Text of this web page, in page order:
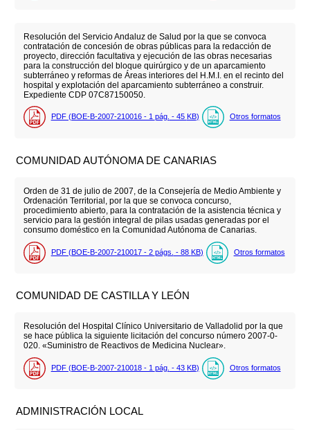
Resolución del Servicio Andaluz de Salud por la que se convoca
contratación de concesión de obras públicas para la redacción de
proyecto, dirección facultativa y ejecución de las obras necesarias
para la construcción del bloque quirúrgico y de un aparcamiento
subterráneo y reformas de Áreas interiores del H.M.I. en el recinto del
hospital y explotación del aparcamiento subterráneo a construir.
Expediente CDP 07C87150050.
PDF (BOE-B-2007-210016 - 1 pág. - 45 KB) Otros formatos
COMUNIDAD AUTÓNOMA DE CANARIAS
Orden de 31 de julio de 2007, de la Consejería de Medio Ambiente y
Ordenación Territorial, por la que se convoca concurso,
procedimiento abierto, para la contratación de la asistencia técnica y
servicio para la gestión integral de pilas usadas generadas por el
consumo doméstico en la Comunidad Autónoma de Canarias.
PDF (BOE-B-2007-210017 - 2 págs. - 88 KB) Otros formatos
COMUNIDAD DE CASTILLA Y LEÓN
Resolución del Hospital Clínico Universitario de Valladolid por la que
se hace pública la siguiente licitación del concurso número 2007-0-
020. «Suministro de Reactivos de Medicina Nuclear».
PDF (BOE-B-2007-210018 - 1 pág. - 43 KB) Otros formatos
ADMINISTRACIÓN LOCAL